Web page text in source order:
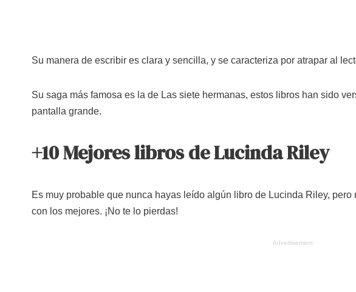
Su manera de escribir es clara y sencilla, y se caracteriza por atrapar al
Su saga más famosa es la de Las siete hermanas, estos libros han sido
pantalla grande.
+10 Mejores libros de Lucinda Riley
Es muy probable que nunca hayas leído algún libro de Lucinda Riley,
con los mejores. ¡No te lo pierdas!
Advertisement